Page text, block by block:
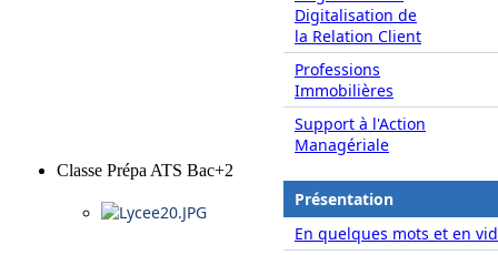
Digitalisation de
la Relation Client
Professions
Immobilières
Support à l'Action
Managériale
Classe Prépa ATS Bac+2
Présentation
En quelques mots et en